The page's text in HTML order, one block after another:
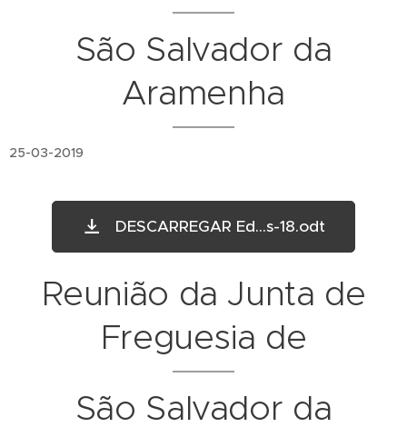
São Salvador da
Aramenha
25-03-2019
DESCARREGAR Ed...s-18.odt
Reunião da Junta de
Freguesia de
São Salvador da